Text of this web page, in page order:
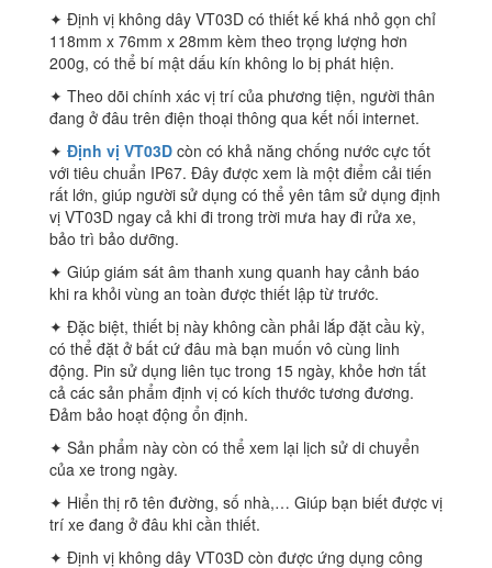
✦ Định vị không dây VT03D có thiết kế khá nhỏ gọn chỉ
118mm x 76mm x 28mm kèm theo trọng lượng hơn
200g, có thể bí mật dấu kín không lo bị phát hiện.
✦ Theo dõi chính xác vị trí của phương tiện, người thân
đang ở đâu trên điện thoại thông qua kết nối internet.
✦ Định vị VT03D còn có khả năng chống nước cực tốt
với tiêu chuẩn IP67. Đây được xem là một điểm cải tiến
rất lớn, giúp người sử dụng có thể yên tâm sử dụng định
vị VT03D ngay cả khi đi trong trời mưa hay đi rửa xe,
bảo trì bảo dưỡng.
✦ Giúp giám sát âm thanh xung quanh hay cảnh báo
khi ra khỏi vùng an toàn được thiết lập từ trước.
✦ Đặc biệt, thiết bị này không cần phải lắp đặt cầu kỳ,
có thể đặt ở bất cứ đâu mà bạn muốn vô cùng linh
động. Pin sử dụng liên tục trong 15 ngày, khỏe hơn tất
cả các sản phẩm định vị có kích thước tương đương.
Đảm bảo hoạt động ổn định.
✦ Sản phẩm này còn có thể xem lại lịch sử di chuyển
của xe trong ngày.
✦ Hiển thị rõ tên đường, số nhà,… Giúp bạn biết được vị
trí xe đang ở đâu khi cần thiết.
✦ Định vị không dây VT03D còn được ứng dụng công